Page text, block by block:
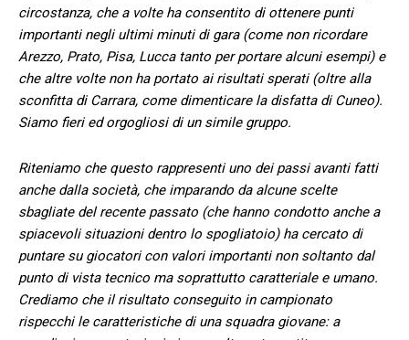
circostanza, che a volte ha consentito di ottenere punti
importanti negli ultimi minuti di gara (come non ricordare
Arezzo, Prato, Pisa, Lucca tanto per portare alcuni esempi) e
che altre volte non ha portato ai risultati sperati (oltre alla
sconfitta di Carrara, come dimenticare la disfatta di Cuneo).
Siamo fieri ed orgogliosi di un simile gruppo.
Riteniamo che questo rappresenti uno dei passi avanti fatti
anche dalla società, che imparando da alcune scelte
sbagliate del recente passato (che hanno condotto anche a
spiacevoli situazioni dentro lo spogliatoio) ha cercato di
puntare su giocatori con valori importanti non soltanto dal
punto di vista tecnico ma soprattutto caratteriale e umano.
Crediamo che il risultato conseguito in campionato
rispecchi le caratteristiche di una squadra giovane: a